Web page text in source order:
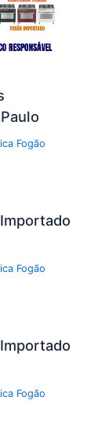
Fogão
Fogão
Fogão